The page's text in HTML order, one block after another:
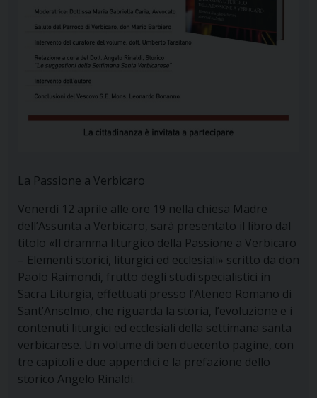
La Passione a Verbicaro
Venerdì 12 aprile alle ore 19 nella chiesa Madre
dell’Assunta a Verbicaro, sarà presentato il libro dal
titolo «Il dramma liturgico della Passione a Verbicaro
– Elementi storici, liturgici ed ecclesiali» scritto da don
Paolo Raimondi, frutto degli studi specialistici in
Sacra Liturgia, effettuati presso l’Ateneo Romano di
Sant’Anselmo, che riguarda la storia, l’evoluzione e i
contenuti liturgici ed ecclesiali della settimana santa
verbicarese. Un volume di ben duecento pagine, con
tre capitoli e due appendici e la prefazione dello
storico Angelo Rinaldi.